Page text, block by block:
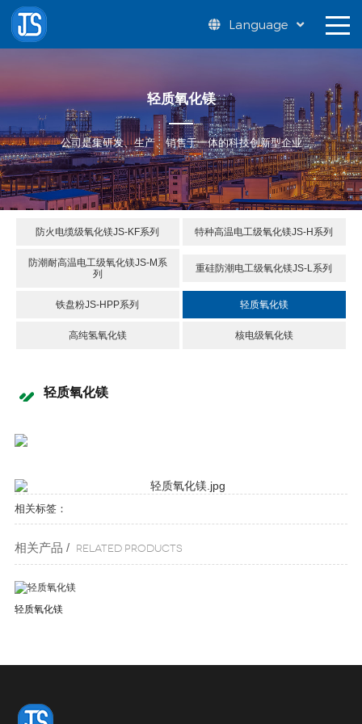
Language
轻质氧化镁
公司是集研发、生产、销售于一体的科技创新型企业
防火电缆级氧化镁JS-KF系列 特种高温电工级氧化镁JS-H系列
防潮耐高温电工级氧化镁JS-M系
列
重硅防潮电工级氧化镁JS-L系列
铁盘粉JS-HPP系列 轻质氧化镁
高纯氢氧化镁 核电级氧化镁
轻质氧化镁
相关标签：
相关产品 / Related products
轻质氧化镁